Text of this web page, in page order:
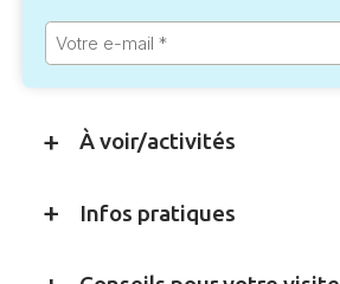
Votre
e-
mail
À voir/activités
Infos pratiques